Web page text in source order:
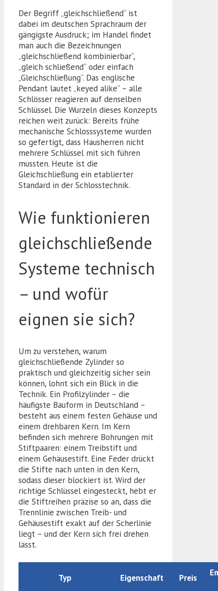
Der Begriff „gleichschließend“ ist
dabei im deutschen Sprachraum der
gängigste Ausdruck; im Handel findet
man auch die Bezeichnungen
„gleichschließend kombinierbar“,
„gleich schließend“ oder einfach
„Gleichschließung“. Das englische
Pendant lautet „keyed alike“ – alle
Schlösser reagieren auf denselben
Schlüssel. Die Wurzeln dieses Konzepts
reichen weit zurück: Bereits frühe
mechanische Schlosssysteme wurden
so gefertigt, dass Hausherren nicht
mehrere Schlüssel mit sich führen
mussten. Heute ist die
Gleichschließung ein etablierter
Standard in der Schlosstechnik.
Wie funktionieren
gleichschließende
Systeme technisch
– und wofür
eignen sie sich?
Um zu verstehen, warum
gleichschließende Zylinder so
praktisch und gleichzeitig sicher sein
können, lohnt sich ein Blick in die
Technik. Ein Profilzylinder – die
häufigste Bauform in Deutschland –
besteht aus einem festen Gehäuse und
einem drehbaren Kern. Im Kern
befinden sich mehrere Bohrungen mit
Stiftpaaren: einem Treibstift und
einem Gehäusestift. Eine Feder drückt
die Stifte nach unten in den Kern,
sodass dieser blockiert ist. Wird der
richtige Schlüssel eingesteckt, hebt er
die Stiftreihen präzise so an, dass die
Trennlinie zwischen Treib- und
Gehäusestift exakt auf der Scherlinie
liegt – und der Kern sich frei drehen
lässt.
Typ Eigenschaft Preis